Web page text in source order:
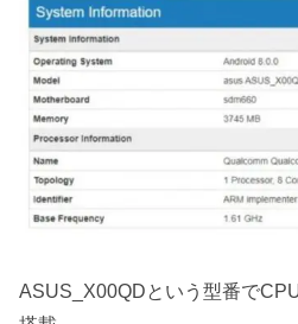
ASUS_X00QDという型番で